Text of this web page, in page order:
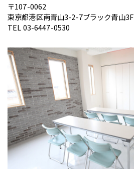
〒107-0062
東京都港区南青山3-2-7ブラック青山3F
TEL 03-6447-0530